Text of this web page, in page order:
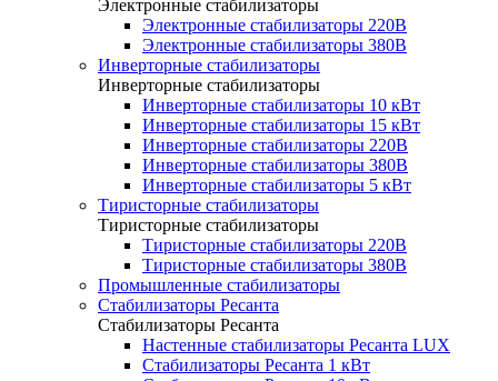
Электронные стабилизаторы
Электронные стабилизаторы 220В
Электронные стабилизаторы 380В
Инверторные стабилизаторы
Инверторные стабилизаторы
Инверторные стабилизаторы 10 кВт
Инверторные стабилизаторы 15 кВт
Инверторные стабилизаторы 220В
Инверторные стабилизаторы 380В
Инверторные стабилизаторы 5 кВт
Тиристорные стабилизаторы
Тиристорные стабилизаторы
Тиристорные стабилизаторы 220В
Тиристорные стабилизаторы 380В
Промышленные стабилизаторы
Стабилизаторы Ресанта
Стабилизаторы Ресанта
Настенные стабилизаторы Ресанта LUX
Стабилизаторы Ресанта 1 кВт